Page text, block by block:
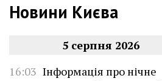
Новини Києва
5 серпня 2026
16:03 Інформація про нічне